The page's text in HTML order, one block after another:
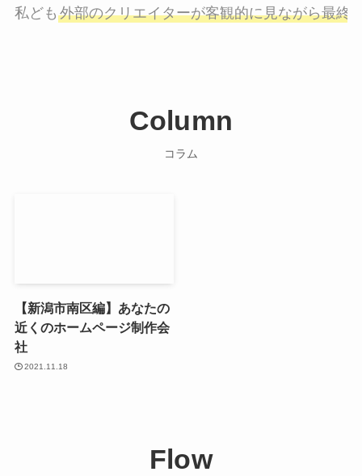
私ども 外部のクリエイターが客観的に見ながら最終
Column
コラム
【新潟市南区編】あなたの
近くのホームページ制作会
社
2021.11.18
Flow